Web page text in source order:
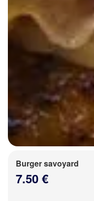
Burger savoyard
7.50 €